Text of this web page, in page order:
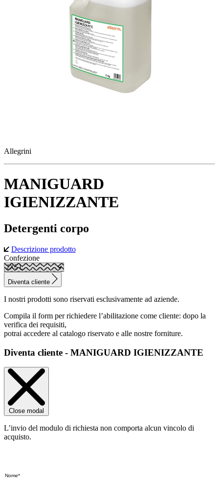
Allegrini
MANIGUARD
IGIENIZZANTE
Detergenti corpo
Descrizione prodotto
Confezione
Diventa cliente
I nostri prodotti sono riservati esclusivamente ad aziende.
Compila il form per richiedere l’abilitazione come cliente: dopo la
verifica dei requisiti,
potrai accedere al catalogo riservato e alle nostre forniture.
Diventa cliente - MANIGUARD IGIENIZZANTE
Close modal
L’invio del modulo di richiesta non comporta alcun vincolo di
acquisto.